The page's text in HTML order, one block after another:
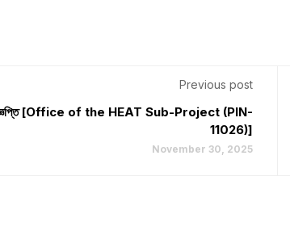
Previous post
[Office of the HEAT Sub-Project (PIN-
11026)]
November 30, 2025